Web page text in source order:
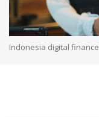
Indonesia digital finance